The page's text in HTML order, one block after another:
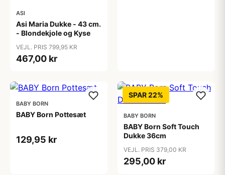
ASI
Asi Maria Dukke - 43 cm.
- Blondekjole og Kyse
VEJL. PRIS 799,95 KR
467,00 kr
BABY BORN
BABY Born Pottesæt
129,95 kr
SPAR 22%
BABY BORN
BABY Born Soft Touch
Dukke 36cm
VEJL. PRIS 379,00 KR
295,00 kr